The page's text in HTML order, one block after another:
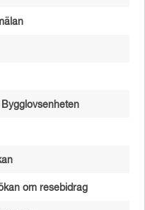
om resebidrag